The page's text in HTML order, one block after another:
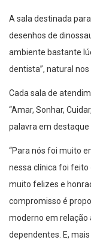
A sala destinada
desenhos de
ambiente bastante
dentista”, natural nos
Cada sala de
“Amar, Sonhar,
palavra em destaque
“Para nós foi muito
nessa clínica foi feito
muito felizes e
compromisso é
moderno em relação
dependentes. E,